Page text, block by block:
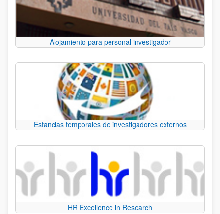
Alojamiento para personal investigador
Estancias temporales de investigadores externos
HR Excellence in Research